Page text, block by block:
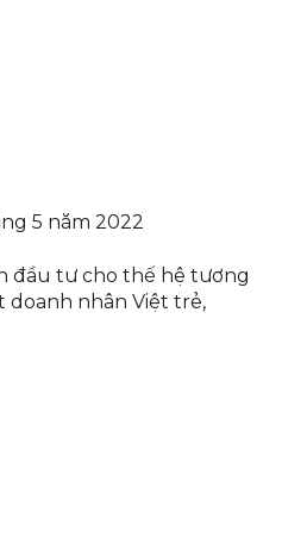
5 năm 2022
đầu tư cho thế hệ tương
doanh nhân Việt trẻ,